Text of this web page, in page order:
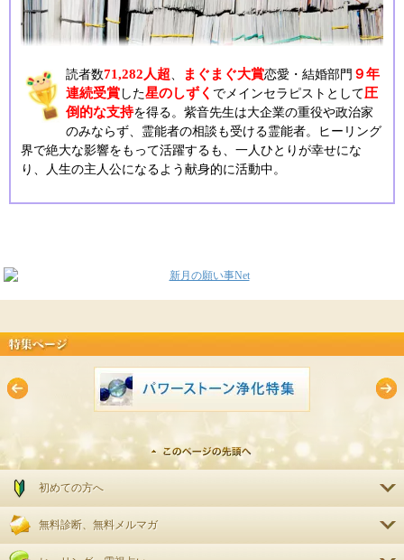
読者数71,282人超 まぐまぐ大賞恋愛・結婚部門 ９年
連続受賞した星のしずく でメインセラピストとして圧
倒的な支持を得る。紫音先生は大企業の重役や政治家
のみならず、霊能者の相談も受ける霊能者。ヒーリング
界で絶大な影響をもって活躍するも、一人ひとりが幸せにな
り、人生の主人公になるよう献身的に活動中。
初めての方へ
無料診断、無料メルマガ